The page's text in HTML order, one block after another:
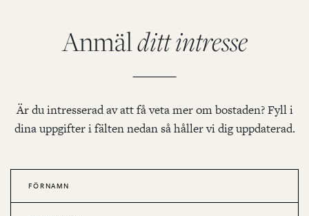
Anmälditt intresse
Är du intresserad av att få veta mer om bostaden? Fyll i
dina uppgifter i fälten nedan så håller vi dig uppdaterad.